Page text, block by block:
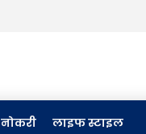
नोकरी लाइफ स्टाइल